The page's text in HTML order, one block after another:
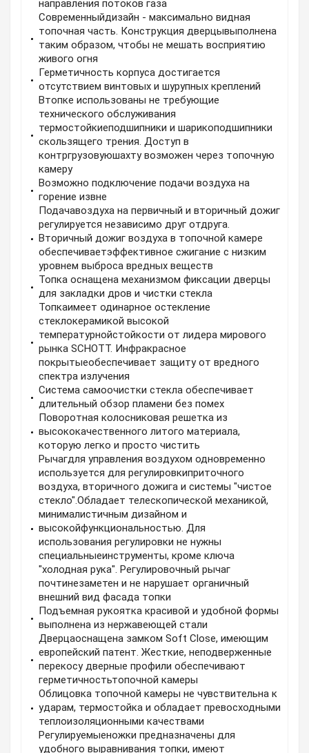
направления потоков газа
Современныйдизайн - максимально видная
топочная часть. Конструкция дверцывыполнена
таким образом, чтобы не мешать восприятию
живого огня
Герметичность корпуса достигается
отсутствием винтовых и шурупных креплений
Втопке использованы не требующие
технического обслуживания
термостойкиеподшипники и шарикоподшипники
скользящего трения. Доступ в
контргрузовуюшахту возможен через топочную
камеру
Возможно подключение подачи воздуха на
горение извне
Подачавоздуха на первичный и вторичный дожиг
регулируется независимо друг отдруга.
Вторичный дожиг воздуха в топочной камере
обеспечиваетэффективное сжигание с низким
уровнем выброса вредных веществ
Топка оснащена механизмом фиксации дверцы
для закладки дров и чистки стекла
Топкаимеет одинарное остекление
стеклокерамикой высокой
температурнойстойкости от лидера мирового
рынка SCHOTT. Инфракрасное
покрытыеобеспечивает защиту от вредного
спектра излучения
Система самоочистки стекла обеспечивает
длительный обзор пламени без помех
Поворотная колосниковая решетка из
высококачественного литого материала,
которую легко и просто чистить
Рычагдля управления воздухом одновременно
используется для регулировкиприточного
воздуха, вторичного дожига и системы "чистое
стекло".Обладает телескопической механикой,
минималистичным дизайном и
высокойфункциональностью. Для
использования регулировки не нужны
специальныеинструменты, кроме ключа
"холодная рука". Регулировочный рычаг
почтинезаметен и не нарушает органичный
внешний вид фасада топки
Подъемная рукоятка красивой и удобной формы
выполнена из нержавеющей стали
Дверцаоснащена замком Soft Close, имеющим
европейский патент. Жесткие, неподверженные
перекосу дверные профили обеспечивают
герметичностьтопочной камеры
Облицовка топочной камеры не чувствительна к
ударам, термостойка и обладает превосходными
теплоизоляционными качествами
Регулируемыеножки предназначены для
удобного выравнивания топки, имеют